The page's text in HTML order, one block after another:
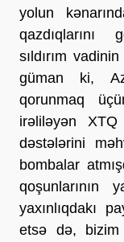
yolun
qazdıqlarını
sıldırım
güman ki,
qorunmaq
irəliləyən
dəstələrini
bombalar
qoşunlarının
yaxınlıqdakı
etsə də,